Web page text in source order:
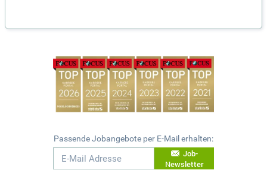
Passende Jobangebote per E-Mail erhalten:
Job-
Newsletter